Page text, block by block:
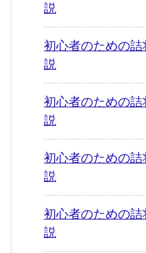
説
初心者のための
説
初心者のための
説
初心者のための
説
初心者のための
説